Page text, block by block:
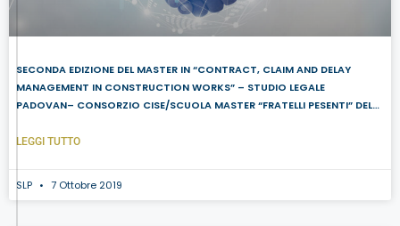
SECONDA EDIZIONE DEL MASTER IN “CONTRACT, CLAIM AND DELAY
MANAGEMENT IN CONSTRUCTION WORKS” – STUDIO LEGALE
PADOVAN– CONSORZIO CISE/SCUOLA MASTER “FRATELLI PESENTI” DEL
LEGGI TUTTO
SLP 7 Ottobre 2019